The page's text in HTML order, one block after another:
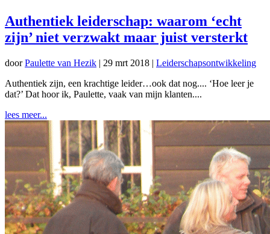
Authentiek leiderschap: waarom ‘echt
zijn’ niet verzwakt maar juist versterkt
doorPaulette van Hezik | 29 mrt 2018 | Leiderschapsontwikkeling
Authentiek zijn, een krachtige leider…ook dat nog.... ‘Hoe leer je
dat?’ Dat hoor ik, Paulette, vaak van mijn klanten....
lees meer...